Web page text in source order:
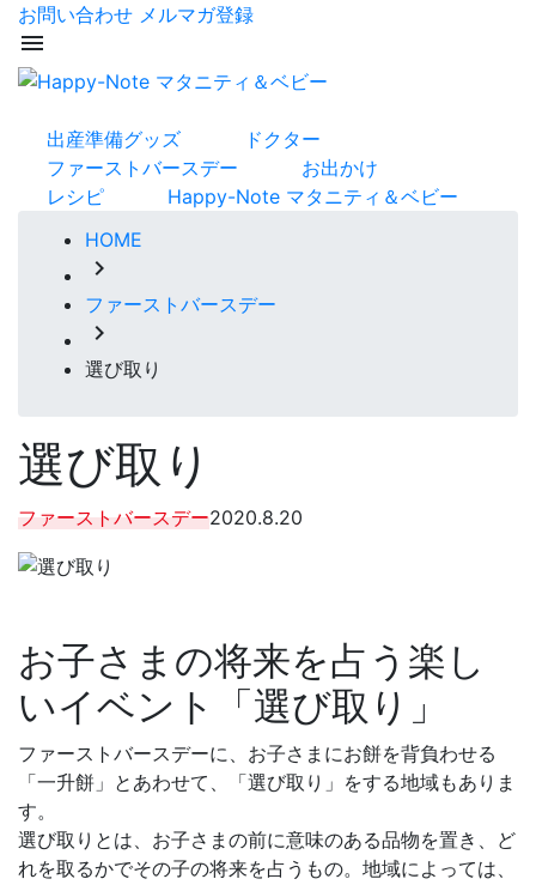
お問い合わせ メルマガ登録
menu
出産準備グッズ
ドクター
ファーストバースデー
お出かけ
レシピ
Happy-Note マタニティ＆ベビー
HOME
chevron_right
ファーストバースデー
chevron_right
選び取り
選び取り
ファーストバースデー2020.8.20
お子さまの将来を占う楽し
いイベント「選び取り」
ファーストバースデーに、お子さまにお餅を背負わせる
「一升餅」とあわせて、「選び取り」をする地域もありま
す。
選び取りとは、お子さまの前に意味のある品物を置き、ど
れを取るかでその子の将来を占うもの。地域によっては、